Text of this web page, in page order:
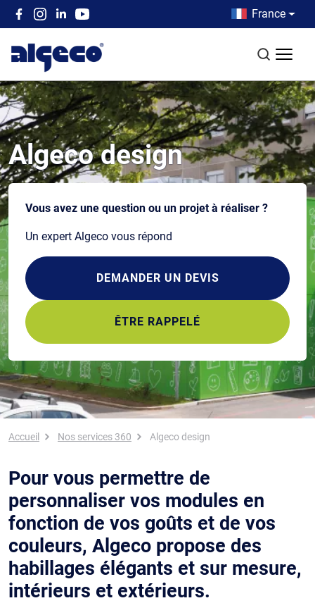
Aller au contenu principal
Top left menu
Country menu
France
Algeco design
Vous avez une question ou un projet à réaliser ?
Un expert Algeco vous répond
DEMANDER UN DEVIS
ÊTRE RAPPELÉ
Fil d'Ariane
Accueil Nos services 360 Algeco design
Pour vous permettre de
personnaliser vos modules en
fonction de vos goûts et de vos
couleurs, Algeco propose des
habillages élégants et sur mesure,
intérieurs et extérieurs.